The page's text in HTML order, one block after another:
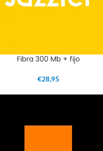
Fibra 300 Mb + fijo
€28,95